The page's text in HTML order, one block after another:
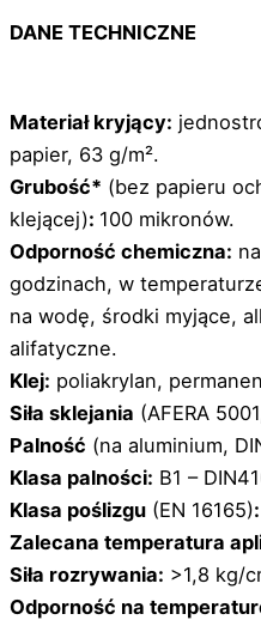
DANE TECHNICZNE
Materiał kryjący:
papier, 63 g/m².
Grubość* (bez papieru
klejącej): 100 mikronów.
Odporność chemiczna:
godzinach, w
na wodę, środki myjące,
alifatyczne.
Klej: poliakrylan,
Siła sklejania (AFERA
Palność (na aluminium,
Klasa palności: B1 –
Klasa poślizgu (EN 16165):
Zalecana temperatura
Siła rozrywania: >1,8 kg/
Odporność na